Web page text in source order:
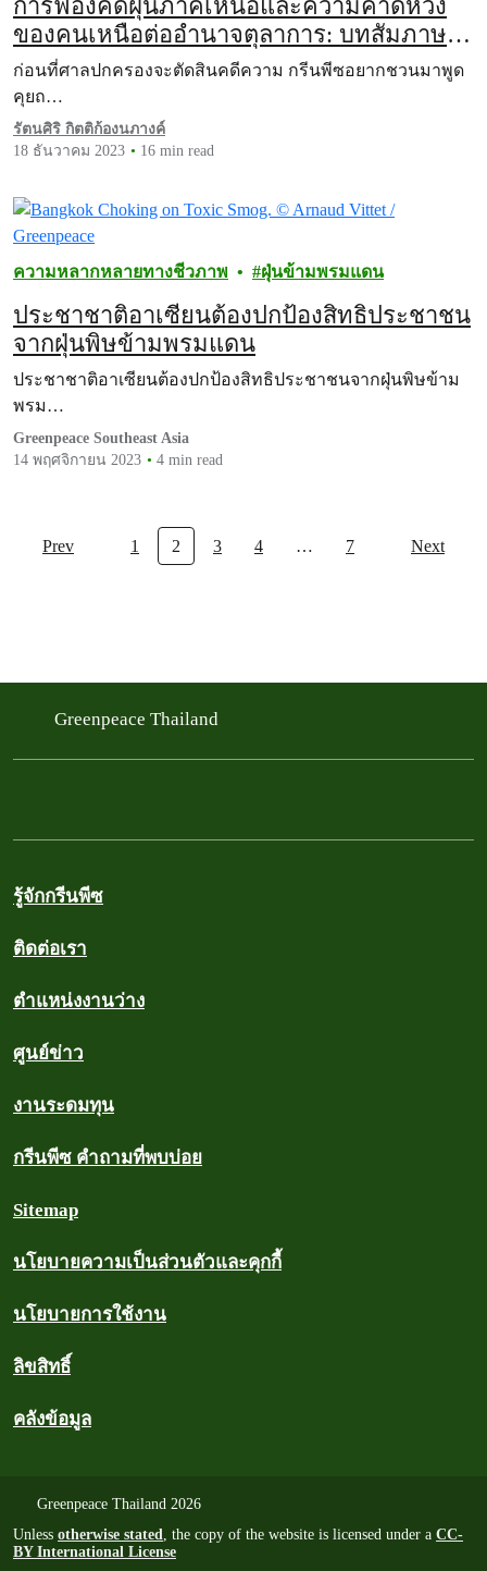
การฟ้องคดีฝุ่นภาคเหนือและความคาดหวัง
ของคนเหนือต่ออำนาจตุลาการ: บทสัมภาษณ์
ทีมทนายผู้ฟ้อง
ก่อนที่ศาลปกครองจะตัดสินคดีความ กรีนพีซอยากชวนมาพูด
คุยถ…
รัตนศิริ กิตติก้องนภางค์
18 ธันวาคม 2023
16 min read
ความหลากหลายทางชีวภาพ ฝุ่นข้ามพรมแดน
ประชาชาติอาเซียนต้องปกป้องสิทธิประชาชน
จากฝุ่นพิษข้ามพรมแดน
ประชาชาติอาเซียนต้องปกป้องสิทธิประชาชนจากฝุ่นพิษข้าม
พรม…
Greenpeace Southeast Asia
14 พฤศจิกายน 2023
4 min read
Prev 1 2 3 4 … 7 Next
Greenpeace Thailand
รู้จักกรีนพีซ
ติดต่อเรา
ตำแหน่งงานว่าง
ศูนย์ข่าว
งานระดมทุน
กรีนพีซ คำถามที่พบบ่อย
Sitemap
นโยบายความเป็นส่วนตัวและคุกกี้
นโยบายการใช้งาน
ลิขสิทธิ์
คลังข้อมูล
Greenpeace Thailand 2026
Unless otherwise stated, the copy of the website is licensed under a CC-
BY International License